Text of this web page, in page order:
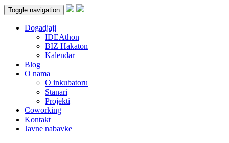
Toggle navigation
Dogadjaji
IDEAthon
BIZ Hakaton
Kalendar
Blog
O nama
O inkubatoru
Stanari
Projekti
Coworking
Kontakt
Javne nabavke